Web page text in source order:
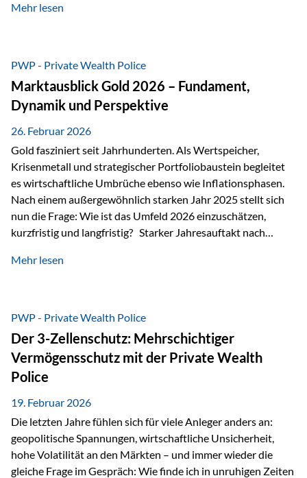
verwalten? Wie kann verhindert werden, dass Ex-Partner,
unbürokratisch übertragen, ohne ausschließlich auf ein
Testament angewiesen zu sein? Wenn klassische Lösungen
nicht ausreichen Traditionelle Nachlassregelungen stoßen
oft…
Mehr lesen
PWP - Private Wealth Police
Marktausblick Gold 2026 – Fundament,
Dynamik und Perspektive
26. Februar 2026
Gold fasziniert seit Jahrhunderten. Als Wertspeicher,
Krisenmetall und strategischer Portfoliobaustein begleitet
es wirtschaftliche Umbrüche ebenso wie Inflationsphasen.
Nach einem außergewöhnlich starken Jahr 2025 stellt sich
nun die Frage: Wie ist das Umfeld 2026 einzuschätzen,
kurzfristig und langfristig? Starker Jahresauftakt nach
Dynamik in das Jahr 2026 gestartet. Zwischen dem
Währungen: +11,5 % Bereits 2025 war ein außergewöhnlich
starkes Jahr: +64,4 % in USD Durchschnitt über alle
Währungen: +56,6 % Langfristig zeigt sich ebenfalls ein
solides…
Mehr lesen
PWP - Private Wealth Police
Der 3-Zellenschutz: Mehrschichtiger
Vermögensschutz mit der Private Wealth
Police
19. Februar 2026
Die letzten Jahre fühlen sich für viele Anleger anders an:
geopolitische Spannungen, wirtschaftliche Unsicherheit,
hohe Volatilität an den Märkten – und immer wieder die
gleiche Frage im Gespräch: Wie finde ich in unruhigen Zeiten